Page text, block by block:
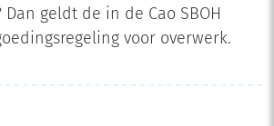
geldt de in de Cao SBOH
voor overwerk.